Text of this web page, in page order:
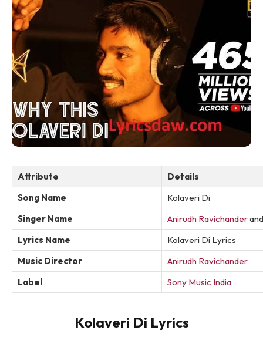
Attribute
Details
Song Name
Kolaveri Di
Singer Name
Anirudh Ravichander
Lyrics Name
Kolaveri Di Lyrics
Music Director
Anirudh Ravichander
Label
Sony Music India
Kolaveri Di Lyrics